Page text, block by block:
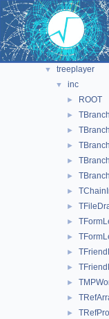
► ntuple
► ntupleutil
► readspeed
► tree
▼ treeplayer
▼ inc
► ROOT
►
►
►
►
►
►
►
►
►
►
►
►
►
►